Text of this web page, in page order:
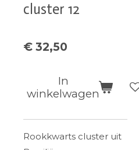
cluster 12
€ 32,50
In
winkelwagen
Rookkwarts cluster uit